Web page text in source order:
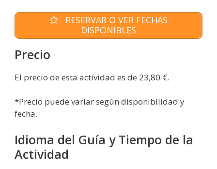
RESERVAR O VER FECHAS
DISPONIBLES
Precio
El precio de esta actividad es de 23,80 €.
*Precio puede variar según disponibilidad y
fecha.
Idioma del Guía y Tiempo de la
Actividad